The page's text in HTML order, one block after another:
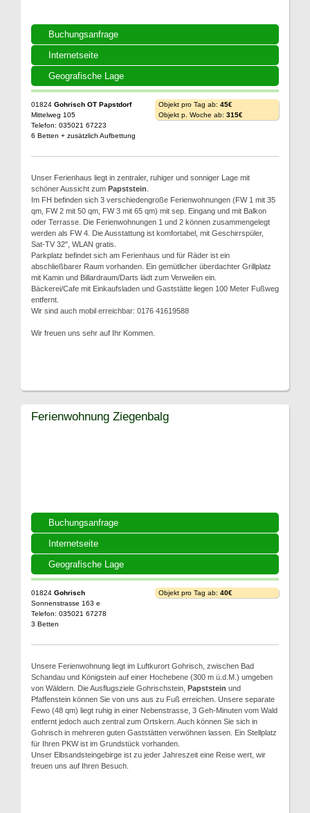
Buchungsanfrage
Internetseite
Geografische Lage
01824 Gohrisch OT Papstdorf
Mittelweg 105
Telefon: 035021 67223
6 Betten + zusätzlich Aufbettung
Objekt pro Tag ab: 45€
Objekt p. Woche ab: 315€
Unser Ferienhaus liegt in zentraler, ruhiger und sonniger Lage mit
schöner Aussicht zum Papststein
Im FH befinden sich 3 verschiedengroße Ferienwohnungen (FW 1 mit 35
qm, FW 2 mit 50 qm, FW 3 mit 65 qm) mit sep. Eingang und mit Balkon
oder Terrasse. Die Ferienwohnungen 1 und 2 können zusammengelegt
werden als FW 4. Die Ausstattung ist komfortabel, mit Geschirrspüler,
Sat-TV 32", WLAN gratis.
Parkplatz befindet sich am Ferienhaus und für Räder ist ein
abschließbarer Raum vorhanden. Ein gemütlicher überdachter Grillplatz
mit Kamin und Billardraum/Darts lädt zum Verweilen ein.
Bäckerei/Cafe mit Einkaufsladen und Gaststätte liegen 100 Meter Fußweg
entfernt.
Wir sind auch mobil erreichbar: 0176 41619588
Wir freuen uns sehr auf Ihr Kommen.
Buchungsanfrage
Internetseite
Geografische Lage
Ferienwohnung Ziegenbalg
01824 Gohrisch
Sonnenstrasse 163 e
Telefon: 035021 67278
3 Betten
Objekt pro Tag ab: 40€
Unsere Ferienwohnung liegt im Luftkurort Gohrisch, zwischen Bad
Schandau und Königstein auf einer Hochebene (300 m ü.d.M.) umgeben
von Wäldern. Die Ausflugsziele Gohrischstein, Papststein und
Pfaffenstein können Sie von uns aus zu Fuß erreichen. Unsere separate
Fewo (48 qm) liegt ruhig in einer Nebenstrasse, 3 Geh-Minuten vom Wald
entfernt jedoch auch zentral zum Ortskern. Auch können Sie sich in
Gohrisch in mehreren guten Gaststätten verwöhnen lassen. Ein Stellplatz
für Ihren PKW ist im Grundstück vorhanden.
Unser Elbsandsteingebirge ist zu jeder Jahreszeit eine Reise wert, wir
freuen uns auf Ihren Besuch.